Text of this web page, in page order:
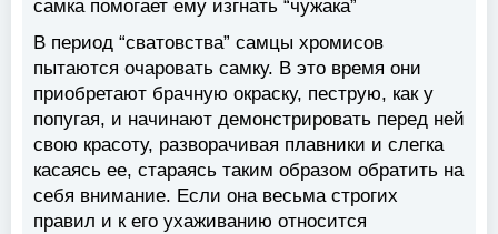
самка помогает ему изгнать “чужака”
В период “сватовства” самцы хромисов
пытаются очаровать самку. В это время они
приобретают брачную окраску, пеструю, как у
попугая, и начинают демонстрировать перед ней
свою красоту, разворачивая плавники и слегка
касаясь ее, стараясь таким образом обратить на
себя внимание. Если она весьма строгих
правил и к его ухаживанию относится